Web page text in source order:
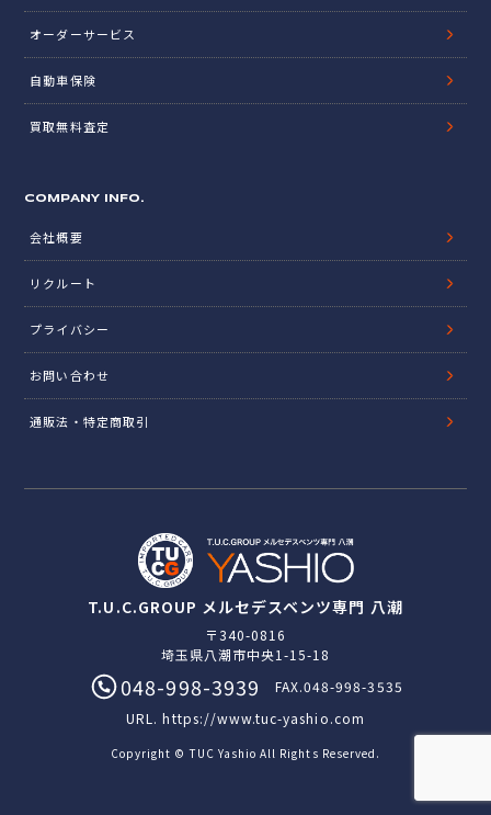
オーダーサービス
自動車保険
買取無料査定
COMPANY INFO.
会社概要
リクルート
プライバシー
お問い合わせ
通販法・特定商取引
T.U.C.GROUP メルセデスベンツ専門 八潮
〒340-0816
埼玉県八潮市中央1-15-18
048-998-3939
FAX.048-998-3535
URL.https://www.tuc-yashio.com
Copyright © TUC Yashio All Rights Reserved.